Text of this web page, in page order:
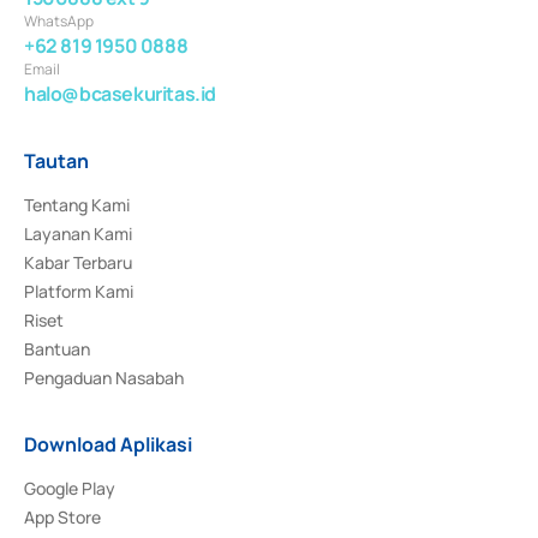
WhatsApp
+62 819 1950 0888
Email
halo@bcasekuritas.id
Tautan
Tentang Kami
Layanan Kami
Kabar Terbaru
Platform Kami
Riset
Bantuan
Pengaduan Nasabah
Download Aplikasi
Google Play
App Store